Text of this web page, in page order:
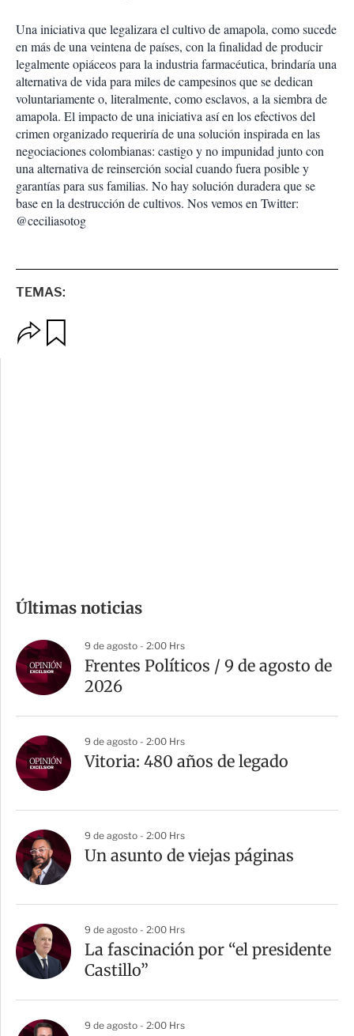
Una iniciativa que legalizara el cultivo de amapola, como sucede
en más de una veintena de países, con la finalidad de producir
legalmente opiáceos para la industria farmacéutica, brindaría una
alternativa de vida para miles de campesinos que se dedican
voluntariamente o, literalmente, como esclavos, a la siembra de
amapola. El impacto de una iniciativa así en los efectivos del
crimen organizado requeriría de una solución inspirada en las
negociaciones colombianas: castigo y no impunidad junto con
una alternativa de reinserción social cuando fuera posible y
garantías para sus familias. No hay solución duradera que se
base en la destrucción de cultivos. Nos vemos en Twitter:
@ceciliasotog
TEMAS:
p
p
a
r
t
Últimas noticias
9 de agosto - 2:00 Hrs
Frentes Políticos / 9 de agosto de
2026
9 de agosto - 2:00 Hrs
Vitoria: 480 años de legado
9 de agosto - 2:00 Hrs
Un asunto de viejas páginas
9 de agosto - 2:00 Hrs
La fascinación por “el presidente
Castillo”
9 de agosto - 2:00 Hrs